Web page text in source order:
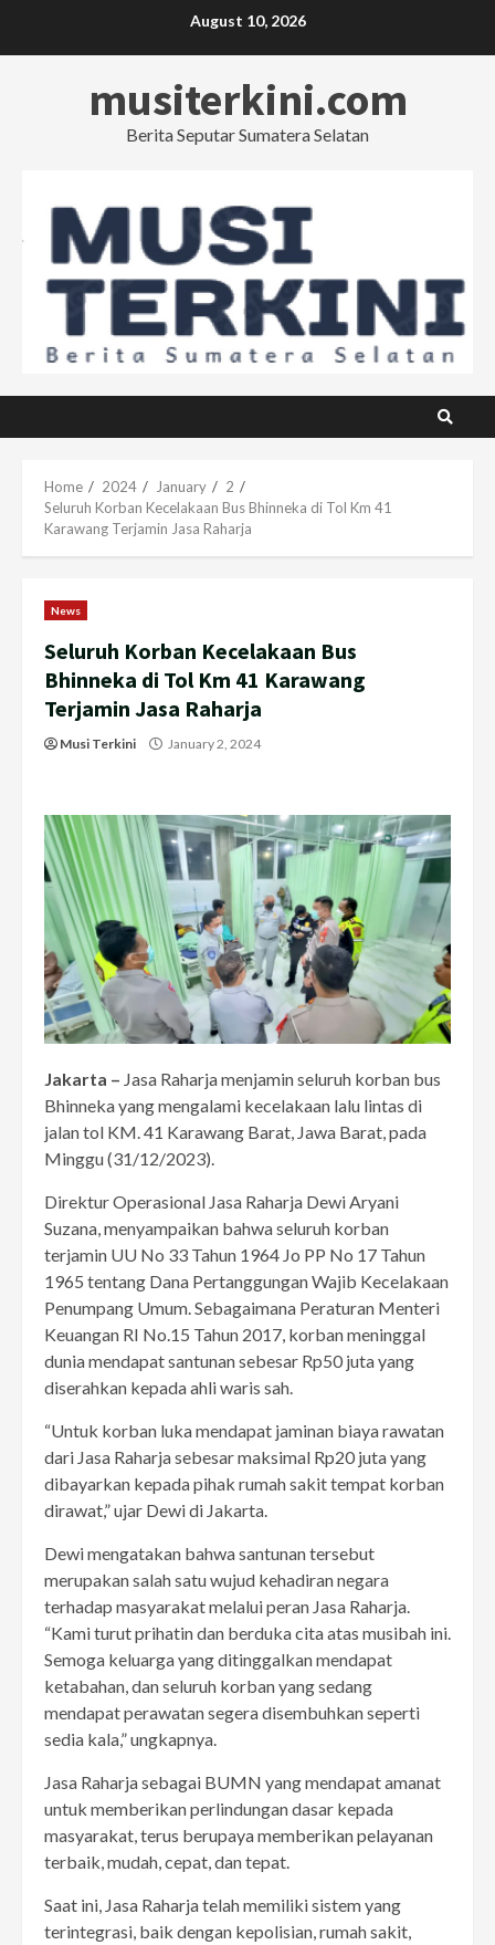
August 10, 2026
musiterkini.com
Berita Seputar Sumatera Selatan
Home 2024 January
2
Seluruh Korban Kecelakaan Bus Bhinneka di Tol Km 41
Karawang Terjamin Jasa Raharja
News
Seluruh Korban Kecelakaan Bus
Bhinneka di Tol Km 41 Karawang
Terjamin Jasa Raharja
Musi Terkini January 2, 2024
Jakarta – Jasa Raharja menjamin seluruh korban bus
Bhinneka yang mengalami kecelakaan lalu lintas di
jalan tol KM. 41 Karawang Barat, Jawa Barat, pada
Minggu (31/12/2023).
Direktur Operasional Jasa Raharja Dewi Aryani
Suzana, menyampaikan bahwa seluruh korban
terjamin UU No 33 Tahun 1964 Jo PP No 17 Tahun
1965 tentang Dana Pertanggungan Wajib Kecelakaan
Penumpang Umum. Sebagaimana Peraturan Menteri
Keuangan RI No.15 Tahun 2017, korban meninggal
dunia mendapat santunan sebesar Rp50 juta yang
diserahkan kepada ahli waris sah.
“Untuk korban luka mendapat jaminan biaya rawatan
dari Jasa Raharja sebesar maksimal Rp20 juta yang
dibayarkan kepada pihak rumah sakit tempat korban
dirawat,” ujar Dewi di Jakarta.
Dewi mengatakan bahwa santunan tersebut
merupakan salah satu wujud kehadiran negara
terhadap masyarakat melalui peran Jasa Raharja.
“Kami turut prihatin dan berduka cita atas musibah ini.
Semoga keluarga yang ditinggalkan mendapat
ketabahan, dan seluruh korban yang sedang
mendapat perawatan segera disembuhkan seperti
sedia kala,” ungkapnya.
Jasa Raharja sebagai BUMN yang mendapat amanat
untuk memberikan perlindungan dasar kepada
masyarakat, terus berupaya memberikan pelayanan
terbaik, mudah, cepat, dan tepat.
Saat ini, Jasa Raharja telah memiliki sistem yang
terintegrasi, baik dengan kepolisian, rumah sakit,